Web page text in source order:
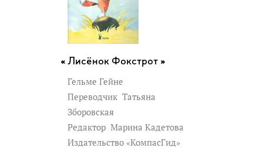
Лисёнок Фокстрот »
Гельме Гейне
Переводчик Татьяна
Зборовская
Редактор Марина Кадетова
Издательство «КомпасГид»